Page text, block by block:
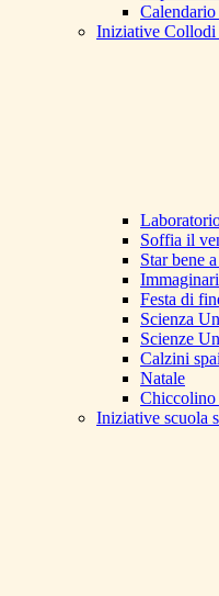
Iniziative
Soffia il
Star bene
Festa di
Scienza
Scienze
Calzini
Natale
Chiccolino
Iniziative scuola